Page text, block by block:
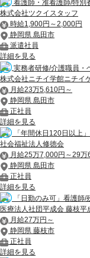
看護師・准看護師/特別
株式会社ツクイスタッフ
時給1,900円～2,000円
静岡県 島田市
派遣社員
詳細を見る
実務者研修/介護職員・
株式会社ニチイ学館ニチイ
月給23万5,610円～
静岡県 島田市
正社員
詳細を見る
「年間休日120日以上
社会福祉法人修徳会
月給25万7,000円～29万
静岡県 島田市
正社員
詳細を見る
「日勤のみ可」看護師
医療法人社団平成会 藤枝平
月給27万円～
静岡県 藤枝市
正社員
詳細を見る